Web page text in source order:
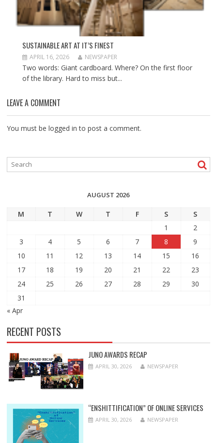
SUSTAINABLE ART AT IT’S FINEST
APRIL 16, 2026 NEWSPAPER
Two words: Giant cardboard. Where? On the first floor
of the library. Hard to miss but...
LEAVE A COMMENT
You must be logged in to post a comment.
AUGUST 2026
M T W T F S
S
1
2
3
4 5 6 7 8
9
10
11 12 13 14 15
16
17
18 19 20 21 22
23
24
25 26 27 28 29
30
31
« Apr
RECENT POSTS
JUNO AWARDS RECAP
APRIL 30, 2026 NEWSPAPER
“ENSHITTIFICATION” OF ONLINE SERVICES
APRIL 30, 2026 NEWSPAPER